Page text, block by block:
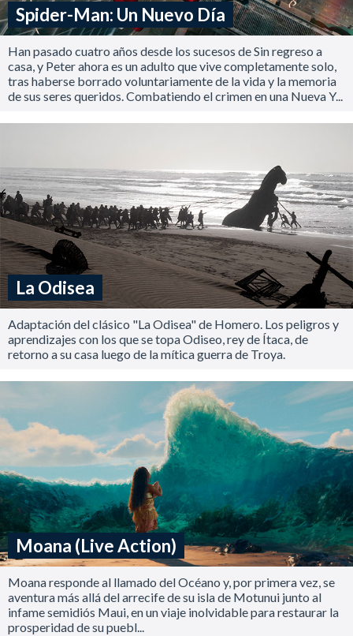
Spider-Man: Un Nuevo Día
Han pasado cuatro años desde los sucesos de Sin regreso a
casa, y Peter ahora es un adulto que vive completamente solo,
tras haberse borrado voluntariamente de la vida y la memoria
de sus seres queridos. Combatiendo el crimen en una Nueva Y...
La Odisea
Adaptación del clásico "La Odisea" de Homero. Los peligros y
aprendizajes con los que se topa Odiseo, rey de Ítaca, de
retorno a su casa luego de la mítica guerra de Troya.
Moana (Live Action)
Moana responde al llamado del Océano y, por primera vez, se
aventura más allá del arrecife de su isla de Motunui junto al
infame semidiós Maui, en un viaje inolvidable para restaurar la
prosperidad de su puebl...